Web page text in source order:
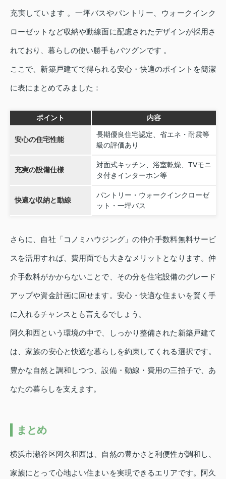
充実しています 。一坪バスやパントリー、ウォークインク
ローゼットなど収納や動線面に配慮されたデザインが採用さ
れており、暮らしの使い勝手もバツグンです 。
ここで、新築戸建てで得られる安心・快適のポイントを簡潔
に表にまとめてみました：
ポイント 内容
安心の住宅性能
長期優良住宅認定、省エネ・耐震等
級の評価あり
充実の設備仕様
対面式キッチン、浴室乾燥、TVモニ
タ付きインターホン等
快適な収納と動線
パントリー・ウォークインクローゼ
ット・一坪バス
さらに、自社「コノミハウジング」の仲介手数料無料サービ
スを活用すれば、費用面でも大きなメリットとなります。仲
介手数料がかからないことで、その分を住宅設備のグレード
アップや資金計画に回せます。安心・快適な住まいを賢く手
に入れるチャンスとも言えるでしょう。
阿久和西という環境の中で、しっかり整備された新築戸建て
は、家族の安心と快適な暮らしを約束してくれる選択です。
豊かな自然と調和しつつ、設備・動線・費用の三拍子で、あ
なたの暮らしを支えます。
まとめ
横浜市瀬谷区阿久和西は、自然の豊かさと利便性が調和し、
家族にとって心地よい住まいを実現できるエリアです。阿久